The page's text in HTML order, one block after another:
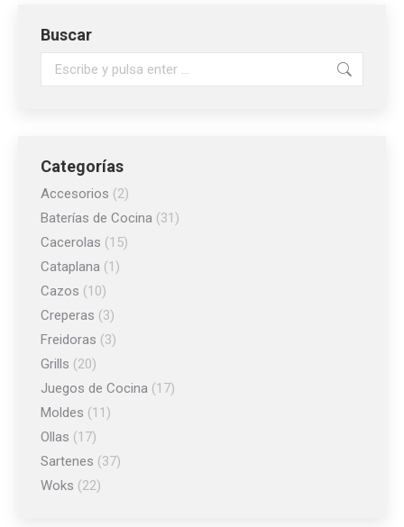
Buscar
Buscar:
Categorías
Accesorios (2)
Baterías de Cocina (31)
Cacerolas (15)
Cataplana (1)
Cazos (10)
Creperas (3)
Freidoras (3)
Grills (20)
Juegos de Cocina (17)
Moldes (11)
Ollas (17)
Sartenes (37)
Woks (22)